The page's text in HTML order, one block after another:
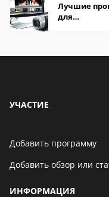
Лучшие
для
УЧАСТИЕ
Добавить программу
Добавить обзор или
ИНФОРМАЦИЯ